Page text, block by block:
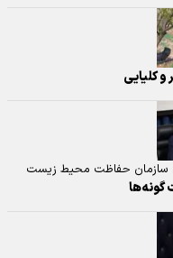
کلیایی
سازمان حفاظت محیط زیست
گونه‌ها